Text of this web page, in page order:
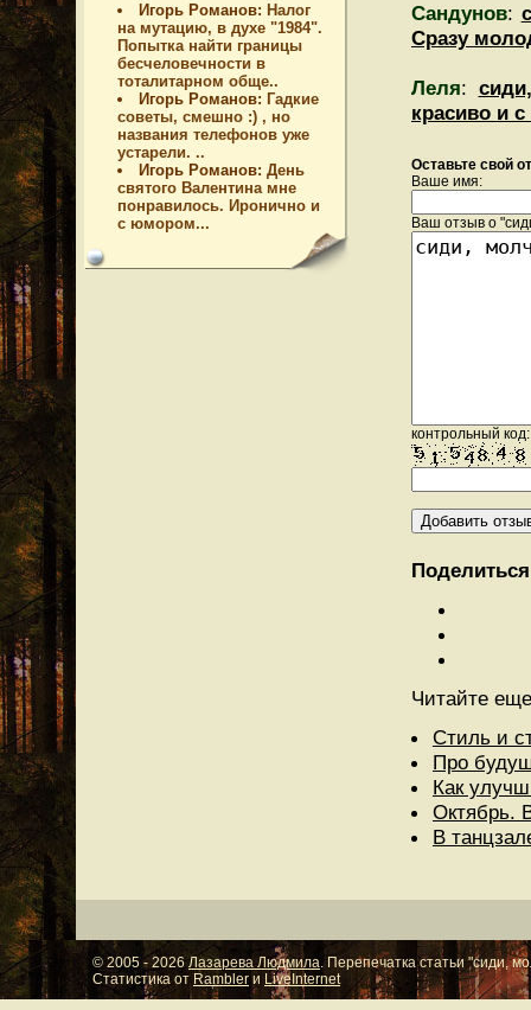
Игорь Романов: Налог
на мутацию, в духе "1984".
Попытка найти границы
бесчеловечности в
тоталитарном обще..
Игорь Романов: Гадкие
советы, смешно :) , но
названия телефонов уже
устарели. ..
Игорь Романов: День
святого Валентина мне
понравилось. Иронично и
с юмором...
Сандунов:
Сразу
Леля:
красиво и
Оставьте свой
Ваше имя:
Ваш отзыв о
контрольный код:
Читайте
Стиль и
Про
Как
Октябрь.
В
© 2005 - 2026 Лазарева Людмила. Перепечатка статьи "сиди,
Cтатистика от Rambler и LiveInternet